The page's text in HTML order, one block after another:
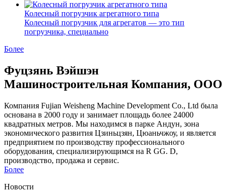
Колесный погрузчик агрегатного типа
Колесный погрузчик для агрегатов — это тип
погрузчика, специально
Более
Фуцзянь Вэйшэн
Машиностроительная Компания, ООО
Компания Fujian Weisheng Machine Development Co., Ltd была
основана в 2000 году и занимает площадь более 24000
квадратных метров. Мы находимся в парке Андун, зона
экономического развития Цзиньцзян, Цюаньчжоу, и является
предприятием по производству профессионального
оборудования, специализирующимся на R GG. D,
производство, продажа и сервис.
Более
Новости